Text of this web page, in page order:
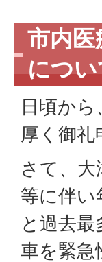
市内
につ
日頃か
厚く御礼
さて、
等に伴い
と過去
車を緊急